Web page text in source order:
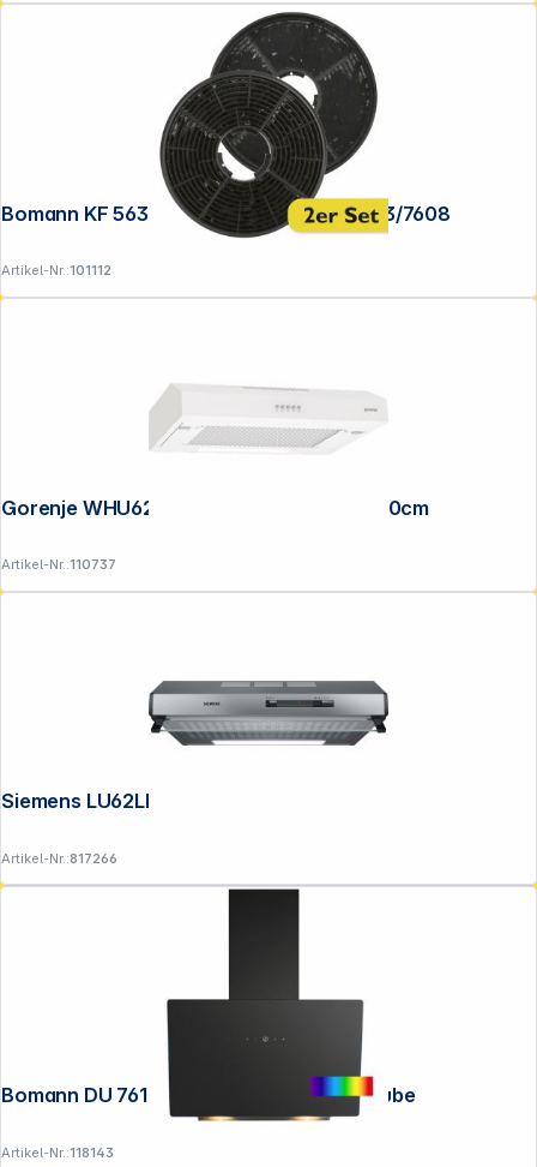
Bomann KF 563 Filter für DU 650/652/773/7608
Artikel-Nr.:101112
Gorenje WHU629EW/S Unterbauhaube 60cm
Artikel-Nr.:110737
Artikel-Nr.:817266
Bomann DU 7611 G Kopffreie Vertikal-Haube
Artikel-Nr.:118143